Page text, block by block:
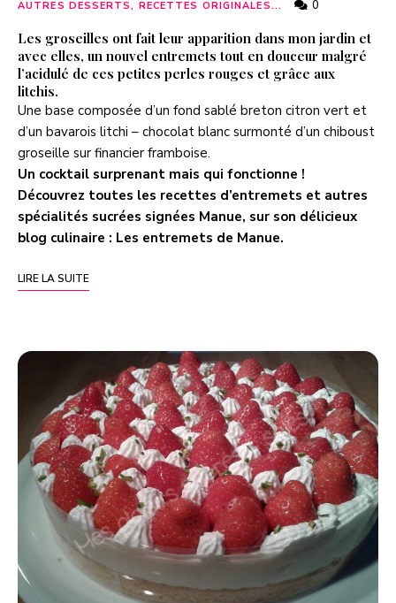
AUTRES DESSERTS, RECETTES ORIGINALES... 0
Les groseilles ont fait leur apparition dans mon jardin et
avec elles, un nouvel entremets tout en douceur malgré
l’acidulé de ces petites perles rouges et grâce aux
litchis.
Une base composée d’un fond sablé breton citron vert et
d’un bavarois litchi – chocolat blanc surmonté d’un chiboust
groseille sur financier framboise.
Un cocktail surprenant mais qui fonctionne !
Découvrez toutes les recettes d’entremets et autres
spécialités sucrées signées Manue, sur son délicieux
blog culinaire : Les entremets de Manue.
LIRE LA SUITE